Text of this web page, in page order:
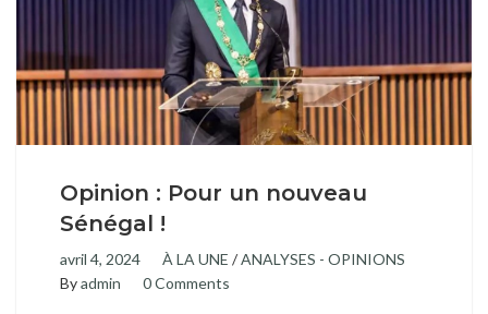
Opinion : Pour un nouveau
Sénégal !
avril 4, 2024 À LA UNE /ANALYSES - OPINIONS
Byadmin 0 Comments